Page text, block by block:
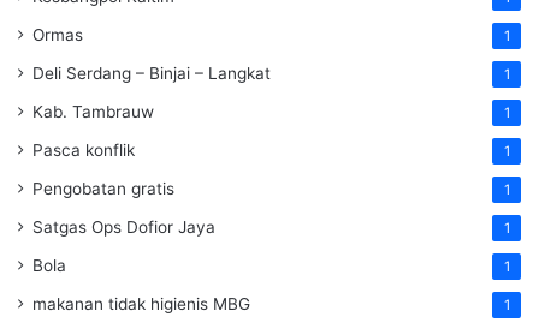
Ormas 1
Deli Serdang – Binjai – Langkat 1
Kab. Tambrauw 1
Pasca konflik 1
Pengobatan gratis 1
Satgas Ops Dofior Jaya 1
Bola 1
makanan tidak higienis MBG 1